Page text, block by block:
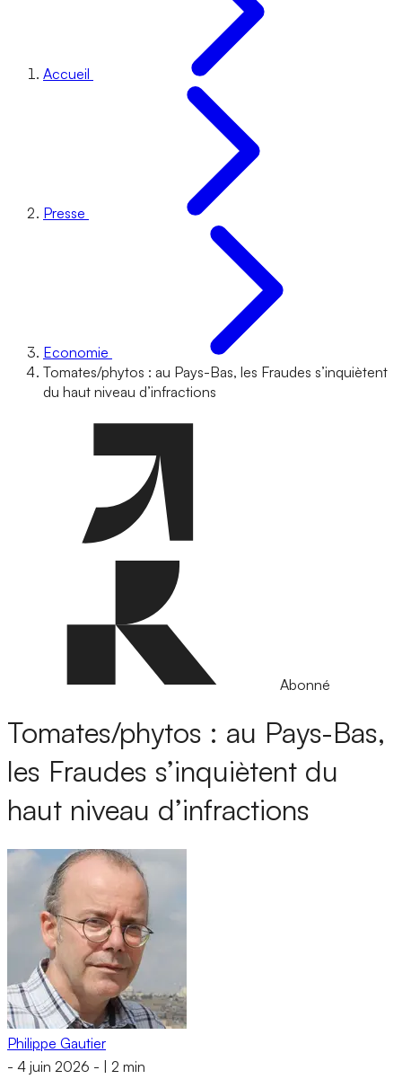
Accueil
Presse
Economie
Tomates/phytos : au Pays-Bas, les Fraudes s’inquiètent
du haut niveau d’infractions
Abonné
Tomates/phytos : au Pays-Bas,
les Fraudes s’inquiètent du
haut niveau d’infractions
Philippe Gautier
- 4 juin 2026 - 2 min